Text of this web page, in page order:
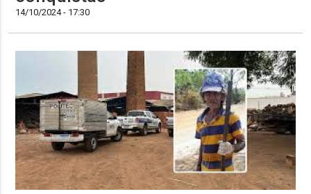
14/10/2024 - 17:30